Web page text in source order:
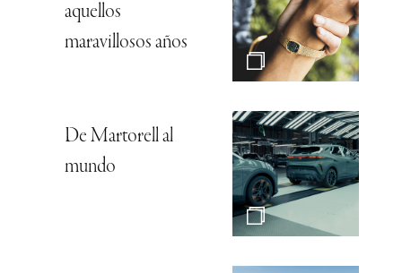
aquellos
maravillosos años
De Martorell al
mundo